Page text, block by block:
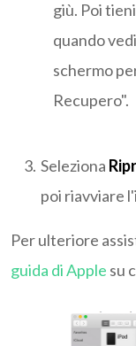
giù. Poi
quando
schermo
Recupero".
Seleziona
poi riavviare
Per ulteriore
guida di Apple su